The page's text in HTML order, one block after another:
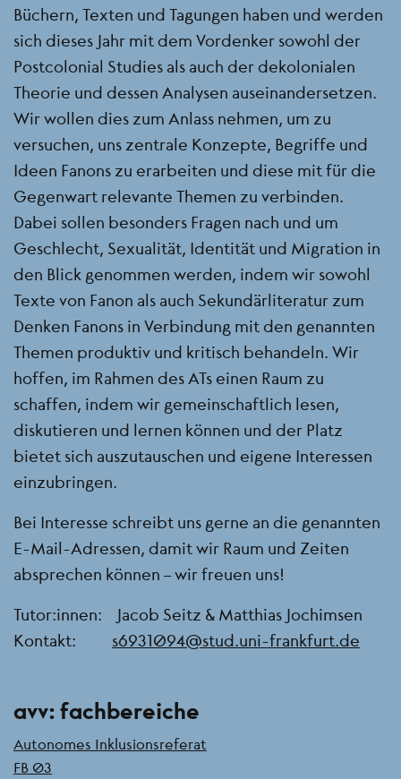
Büchern, Texten und Tagungen haben und werden
sich dieses Jahr mit dem Vordenker sowohl der
Postcolonial Studies als auch der dekolonialen
Theorie und dessen Analysen auseinandersetzen.
Wir wollen dies zum Anlass nehmen, um zu
versuchen, uns zentrale Konzepte, Begriffe und
Ideen Fanons zu erarbeiten und diese mit für die
Gegenwart relevante Themen zu verbinden.
Dabei sollen besonders Fragen nach und um
Geschlecht, Sexualität, Identität und Migration in
den Blick genommen werden, indem wir sowohl
Texte von Fanon als auch Sekundärliteratur zum
Denken Fanons in Verbindung mit den genannten
Themen produktiv und kritisch behandeln. Wir
hoffen, im Rahmen des ATs einen Raum zu
schaffen, indem wir gemeinschaftlich lesen,
diskutieren und lernen können und der Platz
bietet sich auszutauschen und eigene Interessen
einzubringen.
Bei Interesse schreibt uns gerne an die genannten
E-Mail-Adressen, damit wir Raum und Zeiten
absprechen können – wir freuen uns!
Tutor:innen: Jacob Seitz & Matthias Jochimsen
Kontakt: s6931094@stud.uni-frankfurt.de
Seitenleiste
avv: fachbereiche
Autonomes Inklusionsreferat
FB 03